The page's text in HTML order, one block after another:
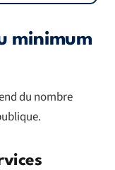
minimum
du nombre